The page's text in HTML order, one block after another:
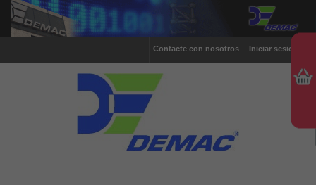
Iniciar sesión
Contacte con nosotros